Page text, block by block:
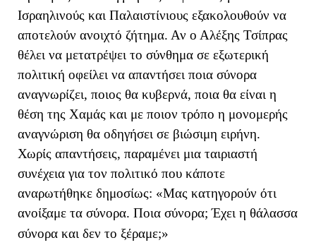
Ισραηλινούς και Παλαιστίνιους εξακολουθούν να
αποτελούν ανοιχτό ζήτημα. Αν ο Αλέξης Τσίπρας
θέλει να μετατρέψει το σύνθημα σε εξωτερική
πολιτική οφείλει να απαντήσει ποια σύνορα
αναγνωρίζει, ποιος θα κυβερνά, ποια θα είναι η
θέση της Χαμάς και με ποιον τρόπο η μονομερής
αναγνώριση θα οδηγήσει σε βιώσιμη ειρήνη.
Χωρίς απαντήσεις, παραμένει μια ταιριαστή
συνέχεια για τον πολιτικό που κάποτε
αναρωτήθηκε δημοσίως: «Μας κατηγορούν ότι
ανοίξαμε τα σύνορα. Ποια σύνορα; Έχει η θάλασσα
σύνορα και δεν το ξέραμε;»